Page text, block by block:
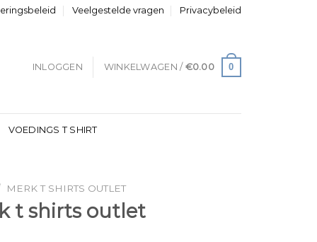
Veelgestelde vragen Privacybeleid
INLOGGEN WINKELWAGEN / €0.00 0
VOEDINGS T SHIRT
MERK T SHIRTS OUTLET
t shirts outlet